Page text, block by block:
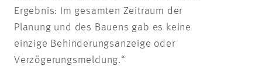
Ergebnis: Im gesamten Zeitraum der
Planung und des Bauens gab es keine
einzige Behinderungsanzeige oder
Verzögerungsmeldung.“